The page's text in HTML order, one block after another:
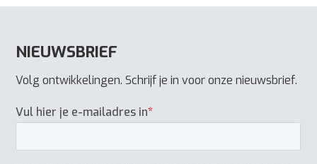
NIEUWSBRIEF
Volg ontwikkelingen. Schrijf je in voor onze nieuwsbrief.